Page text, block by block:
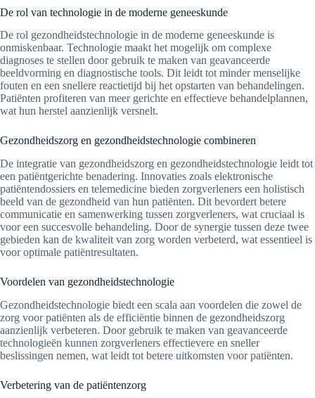
De rol van technologie in de moderne geneeskunde
De rol gezondheidstechnologie in de moderne geneeskunde is
onmiskenbaar. Technologie maakt het mogelijk om complexe
diagnoses te stellen door gebruik te maken van geavanceerde
beeldvorming en diagnostische tools. Dit leidt tot minder menselijke
fouten en een snellere reactietijd bij het opstarten van behandelingen.
Patiënten profiteren van meer gerichte en effectieve behandelplannen,
wat hun herstel aanzienlijk versnelt.
Gezondheidszorg en gezondheidstechnologie combineren
De integratie van gezondheidszorg en gezondheidstechnologie leidt tot
een patiëntgerichte benadering. Innovaties zoals elektronische
patiëntendossiers en telemedicine bieden zorgverleners een holistisch
beeld van de gezondheid van hun patiënten. Dit bevordert betere
communicatie en samenwerking tussen zorgverleners, wat cruciaal is
voor een succesvolle behandeling. Door de synergie tussen deze twee
gebieden kan de kwaliteit van zorg worden verbeterd, wat essentieel is
voor optimale patiëntresultaten.
Voordelen van gezondheidstechnologie
Gezondheidstechnologie biedt een scala aan voordelen die zowel de
zorg voor patiënten als de efficiëntie binnen de gezondheidszorg
aanzienlijk verbeteren. Door gebruik te maken van geavanceerde
technologieën kunnen zorgverleners effectievere en sneller
beslissingen nemen, wat leidt tot betere uitkomsten voor patiënten.
Verbetering van de patiëntenzorg